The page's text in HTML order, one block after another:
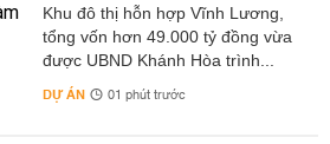
Khu đô thị hỗn hợp Vĩnh Lương,
tổng vốn hơn 49.000 tỷ đồng vừa
được UBND Khánh Hòa trình...
DỰ ÁN 01 phút trước